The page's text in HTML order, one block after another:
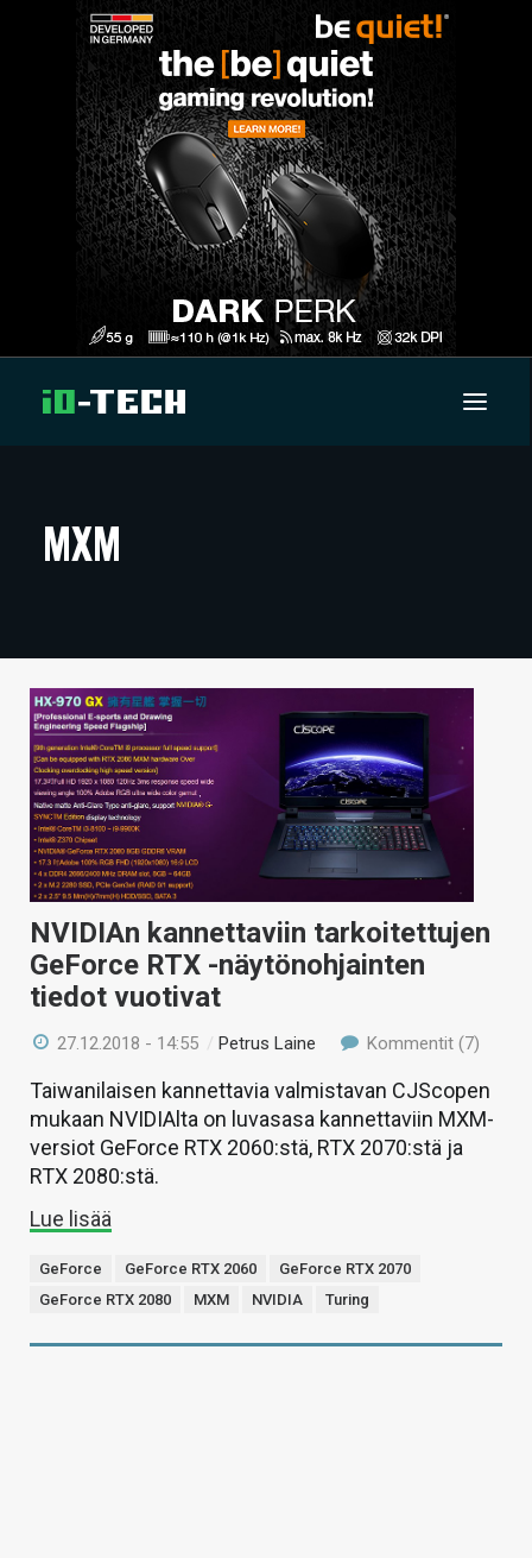
ARTIKKELIT
TECHBBS
TIETOA
HINTA.FI
KAUPPA
VAIHDA TEEMA
HAKU
MXM
NVIDIAn kannettaviin tarkoitettujen
GeForce RTX -näytönohjainten
tiedot vuotivat
27.12.2018 - 14:55 /Petrus Laine Kommentit (7)
Taiwanilaisen kannettavia valmistavan CJScopen
mukaan NVIDIAlta on luvasasa kannettaviin MXM-
versiot GeForce RTX 2060:stä, RTX 2070:stä ja
RTX 2080:stä.
Lue lisää
GeForce GeForce RTX 2060
GeForce RTX 2070
GeForce RTX 2080
MXM NVIDIA Turing